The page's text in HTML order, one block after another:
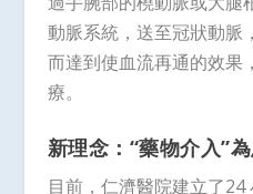
動脈系統，送至冠狀動脈
而達到使血流再通的效果
療。
新理念：“藥物介入”
目前，仁濟醫院建立了